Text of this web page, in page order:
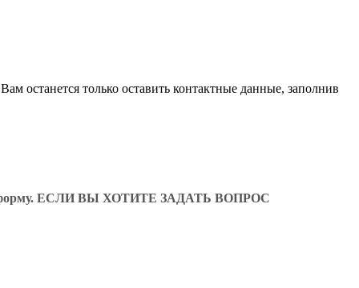
останется только оставить контактные данные, заполнив
форму. ЕСЛИ ВЫ ХОТИТЕ ЗАДАТЬ ВОПРОС